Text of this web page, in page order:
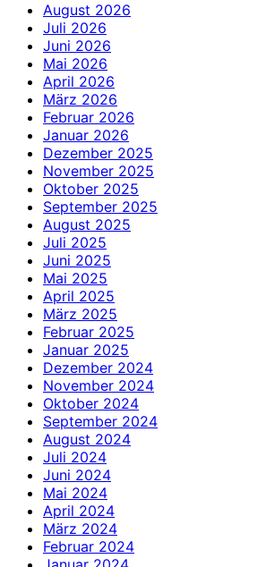
August 2026
Juli 2026
Juni 2026
Mai 2026
April 2026
März 2026
Februar 2026
Januar 2026
Dezember 2025
November 2025
Oktober 2025
September 2025
August 2025
Juli 2025
Juni 2025
Mai 2025
April 2025
März 2025
Februar 2025
Januar 2025
Dezember 2024
November 2024
Oktober 2024
September 2024
August 2024
Juli 2024
Juni 2024
Mai 2024
April 2024
März 2024
Februar 2024